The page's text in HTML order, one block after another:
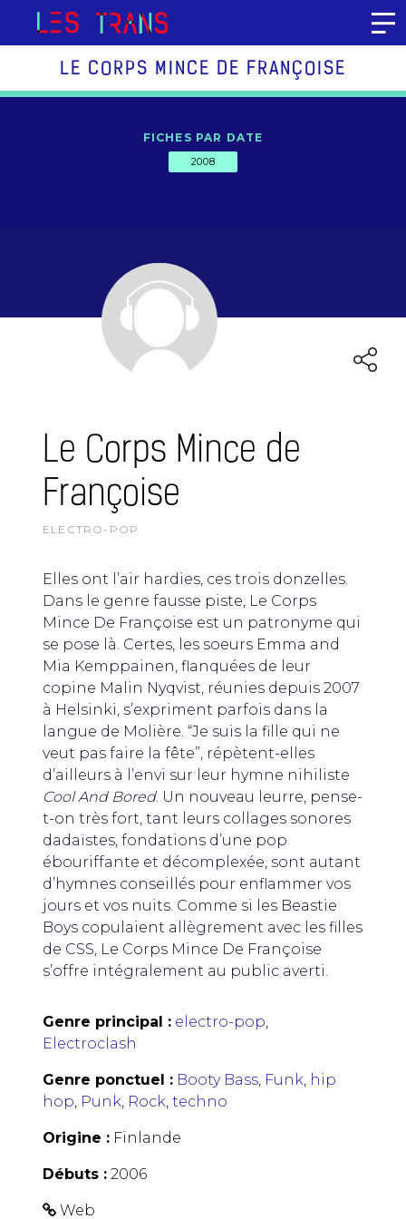
Aller au contenu
LE CORPS MINCE DE FRANÇOISE
FICHES PAR DATE
2008
Le Corps Mince de
Françoise
ELECTRO-POP
Elles ont l’air hardies, ces trois donzelles.
Dans le genre fausse piste, Le Corps
Mince De Françoise est un patronyme qui
se pose là. Certes, les soeurs Emma and
Mia Kemppainen, flanquées de leur
copine Malin Nyqvist, réunies depuis 2007
à Helsinki, s’expriment parfois dans la
langue de Molière. “Je suis la fille qui ne
veut pas faire la fête”, répètent-elles
d’ailleurs à l’envi sur leur hymne nihiliste
Cool And Bored. Un nouveau leurre, pense-
t-on très fort, tant leurs collages sonores
dadaïstes, fondations d’une pop
ébouriffante et décomplexée, sont autant
d’hymnes conseillés pour enflammer vos
jours et vos nuits. Comme si les Beastie
Boys copulaient allègrement avec les filles
de CSS, Le Corps Mince De Françoise
s’offre intégralement au public averti.
Genre principal : electro-pop,
Electroclash
Genre ponctuel : Booty Bass, Funk, hip
hop, Punk, Rock, techno
Origine : Finlande
Débuts : 2006
Web